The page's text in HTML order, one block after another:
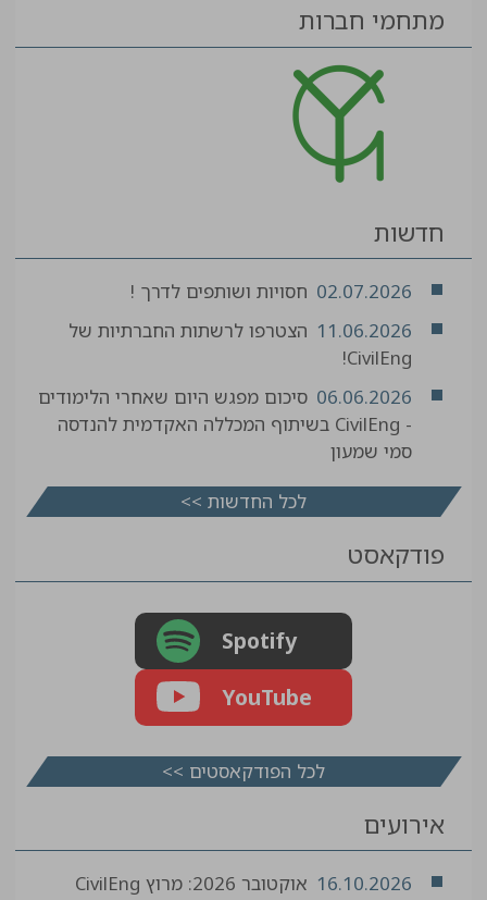
מתחמי חברות
חדשות
02.07.2026 חסויות ושותפים לדרך !
11.06.2026 הצטרפו לרשתות החברתיות של
CivilEng!
06.06.2026 סיכום מפגש היום שאחרי הלימודים
- CivilEng בשיתוף המכללה האקדמית להנדסה
סמי שמעון
לכל החדשות >>
פודקאסט
Spotify
YouTube
לכל הפודקאסטים >>
אירועים
16.10.2026 אוקטובר 2026: מרוץ CivilEng